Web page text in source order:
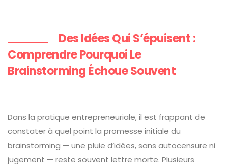
Des Idées Qui S’épuisent :
Comprendre Pourquoi Le
Brainstorming Échoue Souvent
Dans la pratique entrepreneuriale, il est frappant de
constater à quel point la promesse initiale du
brainstorming — une pluie d’idées, sans autocensure ni
jugement — reste souvent lettre morte. Plusieurs